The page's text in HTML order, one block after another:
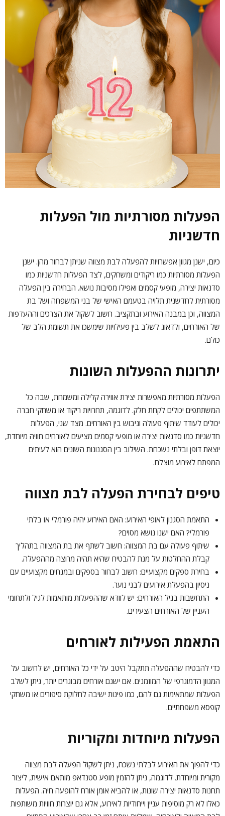
הפעלות מסורתיות מול הפעלות
חדשניות
כיום, ישנן מגוון אפשרויות להפעלה לבת מצווה שניתן לבחור מהן. ישנן
הפעלות מסורתיות כמו ריקודים ומשחקים, לצד הפעלות חדשניות כמו
סדנאות יצירה, מופעי קסמים ואפילו מסיבות נושא. הבחירה בין הפעלה
מסורתית לחדשנית תלויה בטעמם האישי של בני המשפחה ושל בת
המצווה, וכן במבנה האירוע ובתקציב. חשוב לשקול את הצרכים וההעדפות
של האורחים, ולדאוג לשלב בין פעילויות שימשכו את תשומת הלב של
כולם.
יתרונות ההפעלות השונות
הפעלות מסורתיות מאפשרות יצירת אווירה קלילה ומשמחת, שבה כל
המשתתפים יכולים לקחת חלק. לדוגמה, תחרויות ריקוד או משחקי חברה
יכולים לעודד שיתוף פעולה וגיבוש בין האורחים. מצד שני, הפעלות
חדשניות כמו סדנאות יצירה או מופעי קסמים מציעים לאורחים חוויה מיוחדת,
יוצאת דופן ובלתי נשכחת. השילוב בין הסגנונות השונים הוא לעיתים
המפתח לאירוע מוצלח.
טיפים לבחירת הפעלה לבת מצווה
התאמת הסגנון לאופי האירוע: האם האירוע יהיה פורמלי או בלתי
פורמלי? האם ישנו נושא מסוים?
שיתוף פעולה עם בת המצווה: חשוב לשתף את בת המצווה בתהליך
קבלת ההחלטות על מנת להבטיח שהיא תהיה מרוצה מההפעלה.
בחירת ספקים מקצועיים: חשוב לבחור בספקים ובמנחים מקצועיים עם
ניסיון בהפעלת אירועים לבני נוער.
התחשבות בגיל האורחים: יש לוודא שההפעלות מותאמות לגיל ולתחומי
העניין של האורחים הצעירים.
התאמת הפעילות לאורחים
כדי להבטיח שההפעלה תתקבל היטב על ידי כל האורחים, יש לחשוב על
המגוון הדמוגרפי של המוזמנים. אם ישנם אורחים מבוגרים יותר, ניתן לשלב
הפעלות שמתאימות גם להם, כמו פינות ישיבה לחלוקת סיפורים או משחקי
קופסא משפחתיים.
הפעלות מיוחדות ומקוריות
כדי להפוך את האירוע לבלתי נשכח, ניתן לשקול הפעלה לבת מצווה
מקורית ומיוחדת. לדוגמה, ניתן להזמין מופע סטנדאפ מותאם אישית, ליצור
תחנות סדנאות יצירה שונות, או להביא אומן אורח להופעה חיה. הפעלות
כאלו לא רק מוסיפות עניין וייחודיות לאירוע, אלא גם יוצרות חוויות משותפות